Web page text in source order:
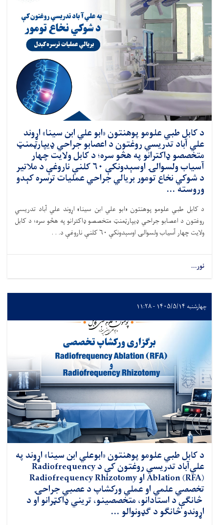
د کابل طبي علومو پوهنتون «ابو علي ابن سینا» اړوند
علي آباد تدریسي روغتون د اعصابو جراحي ډيپارټمنټ
متخصصو ډاکترانو په هڅو سره؛ د کابل ولایت چهار
آسیاب ولسوالۍ اوسېدونکې ۶۰ کلنې ناروغې د ملاتیر
د شوکي نخاع تومور بریالي جراحي عملیات ترسره کېدو
وروسته ...
د کابل طبي علومو پوهنتون «ابو علي ابن سینا» اړوند علي آباد تدریسي
روغتون د اعصابو جراحي ډيپارټمنټ متخصصو ډاکترانو په هڅو سره؛ د کابل
ولایت چهار آسیاب ولسوالۍ اوسېدونکې ۶۰ کلنې ناروغې د. . .
نور...
چهارشنبه ۱۴۰۵/۵/۱۴ - ۱۱:۲۸
د کابل طبي علومو پوهنتون «ابوعلي ابن سينا» اړوند په
علي‌آباد تدريسي روغتون کې د Radiofrequency
Ablation (RFA) او Radiofrequency Rhizotomy
تخصصي علمي او عملي ورکشاپ د عصبي جراحۍ
څانګې د استادانو، متخصصينو، تريني ډاکټرانو او د
اړوندو څانګو د ګډونوالو ...